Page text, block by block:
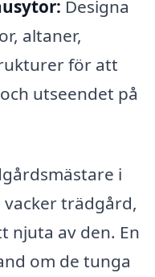
Designa
altaner,
för att
utseendet på
i
vacker trädgård,
njuta av den. En
om de tunga